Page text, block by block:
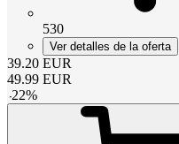
530
Ver detalles de la oferta
39.20 EUR
49.99 EUR
-22%